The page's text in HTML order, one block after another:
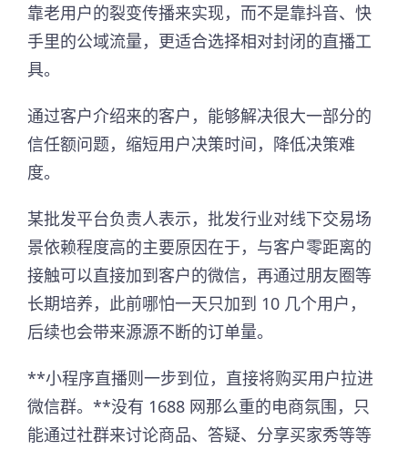
靠老用户的裂变传播来实现，而不是靠抖音、快
手里的公域流量，更适合选择相对封闭的直播工
具。
通过客户介绍来的客户，能够解决很大一部分的
信任额问题，缩短用户决策时间，降低决策难
度。
某批发平台负责人表示，批发行业对线下交易场
景依赖程度高的主要原因在于，与客户零距离的
接触可以直接加到客户的微信，再通过朋友圈等
长期培养，此前哪怕一天只加到 10 几个用户，
后续也会带来源源不断的订单量。
**小程序直播则一步到位，直接将购买用户拉进
微信群。**没有 1688 网那么重的电商氛围，只
能通过社群来讨论商品、答疑、分享买家秀等等